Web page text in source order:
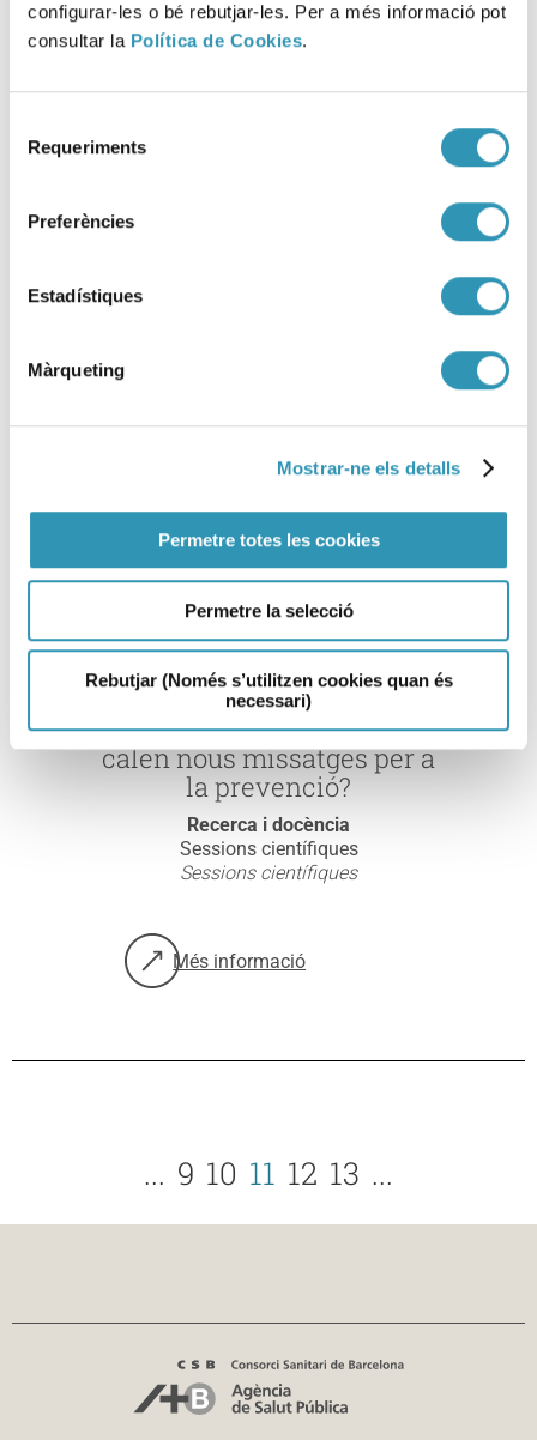
configurar-les o bé rebutjar-les. Per a més informació pot
consultar la Política de Cookies.
Requeriments
Preferències
Estadístiques
Màrqueting
Mostrar-ne els detalls
Permetre totes les cookies
Permetre la selecció
Rebutjar (Només s’utilitzen cookies quan és
necessari)
control per la seguretat
sobre: 21/02/2017 Vigilància i control per
19/04/2016 Les conductes
de risc a l’adolescència:
calen nous missatges per a
la prevenció?
Recerca i docència
Sessions científiques
Sessions científiques
Més informació
sobre: 19/04/2016 Les conductes de risc
... 9 10 11 12 13 ...